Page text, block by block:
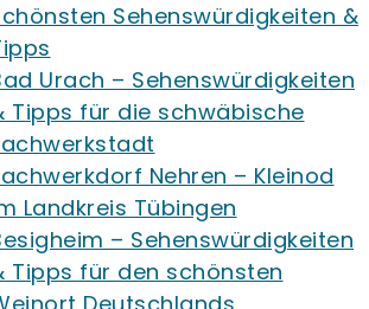
Sehenswürdigkeiten &
Urach – Sehenswürdigkeiten
Tipps für die schwäbische
Nehren – Kleinod
Landkreis Tübingen
– Sehenswürdigkeiten
Tipps für den schönsten